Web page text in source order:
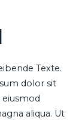
Texte.
dolor sit
eiusmod
aliqua. Ut